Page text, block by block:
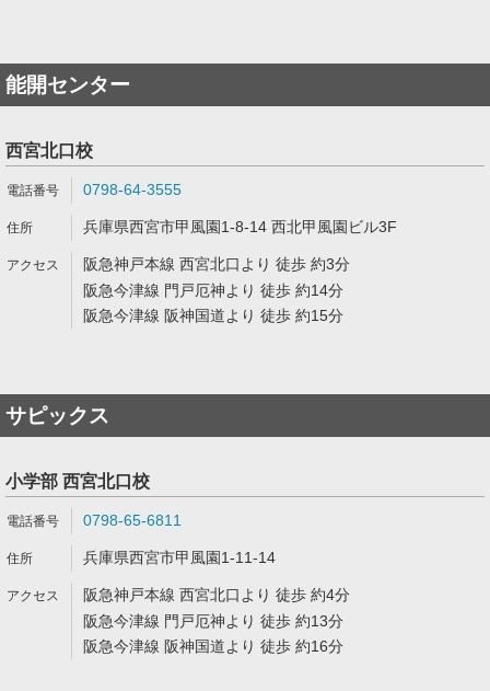
能開センター
西宮北口校
0798-64-3555
兵庫県西宮市甲風園1-8-14 西北甲風園ビル3F
阪急神戸本線 西宮北口より 徒歩 約3分
阪急今津線 門戸厄神より 徒歩 約14分
阪急今津線 阪神国道より 徒歩 約15分
サピックス
小学部 西宮北口校
0798-65-6811
兵庫県西宮市甲風園1-11-14
阪急神戸本線 西宮北口より 徒歩 約4分
阪急今津線 門戸厄神より 徒歩 約13分
阪急今津線 阪神国道より 徒歩 約16分